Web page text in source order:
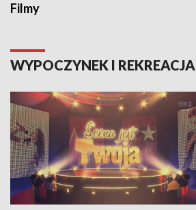
Filmy
WYPOCZYNEK I REKREACJA